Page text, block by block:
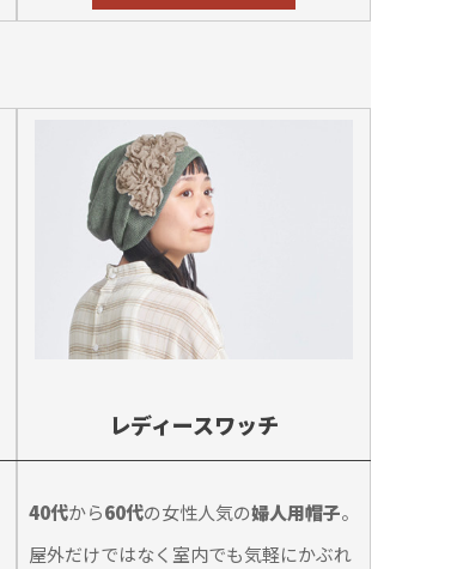
レディースワッチ
40代から60代の女性人気の婦人用帽子。
屋外だけではなく室内でも気軽にかぶれ